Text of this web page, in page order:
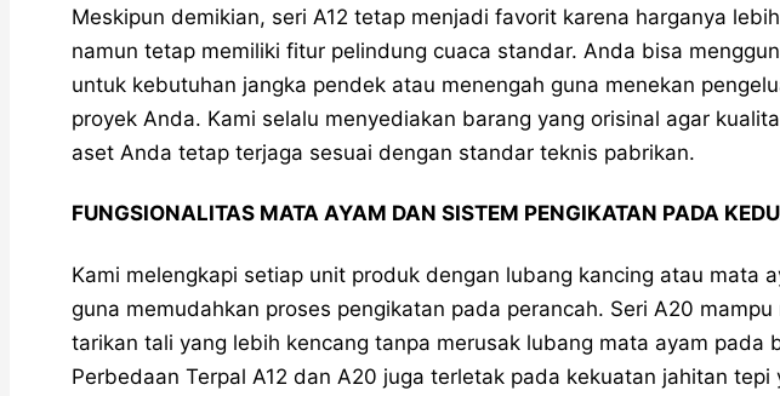
Meskipun demikian, seri A12 tetap menjadi favorit karena harganya
namun tetap memiliki fitur pelindung cuaca standar. Anda bisa
untuk kebutuhan jangka pendek atau menengah guna menekan
proyek Anda. Kami selalu menyediakan barang yang orisinal agar
aset Anda tetap terjaga sesuai dengan standar teknis pabrikan.
FUNGSIONALITAS MATA AYAM DAN SISTEM PENGIKATAN PADA
Kami melengkapi setiap unit produk dengan lubang kancing atau mata
guna memudahkan proses pengikatan pada perancah. Seri A20
tarikan tali yang lebih kencang tanpa merusak lubang mata ayam pada
Perbedaan Terpal A12 dan A20 juga terletak pada kekuatan jahitan tepi